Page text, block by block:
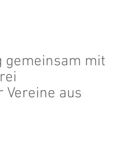
gemeinsam mit
aus